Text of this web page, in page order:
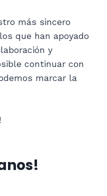
más sincero
que han apoyado
y
continuar con
marcar la